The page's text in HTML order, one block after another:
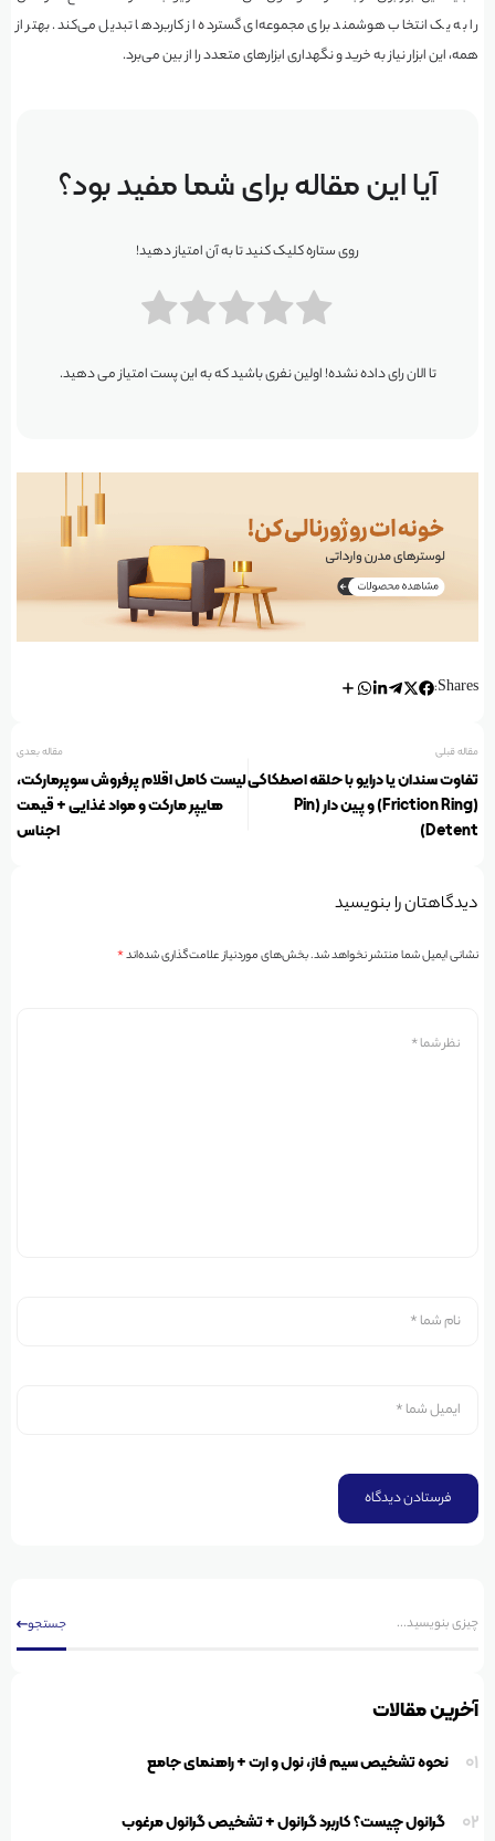
را به یک انتخاب هوشمند برای مجموعه‌ای گسترده از کاربردها تبدیل می‌کند. بهتر از
همه، این ابزار نیاز به خرید و نگهداری ابزارهای متعدد را از بین می‌برد.
آیا این مقاله برای شما مفید بود؟
روی ستاره کلیک کنید تا به آن امتیاز دهید!
تا الان رای داده نشده! اولین نفری باشید که به این پست امتیاز می دهید.
Shares:
مقاله قبلی
تفاوت سندان یا درایو با حلقه اصطکاکی
(Friction Ring) و پین دار (Pin
Detent)
مقاله بعدی
لیست کامل اقلام پرفروش سوپرمارکت،
هایپر مارکت و مواد غذایی + قیمت
اجناس
دیدگاهتان را بنویسید
نشانی ایمیل شما منتشر نخواهد شد.بخش‌های موردنیاز علامت‌گذاری شده‌اند*
جستجو
آخرین مقالات
01 نحوه تشخیص سیم فاز، نول و ارت + راهنمای جامع
02 گرانول چیست؟ کاربرد گرانول + تشخیص گرانول مرغوب